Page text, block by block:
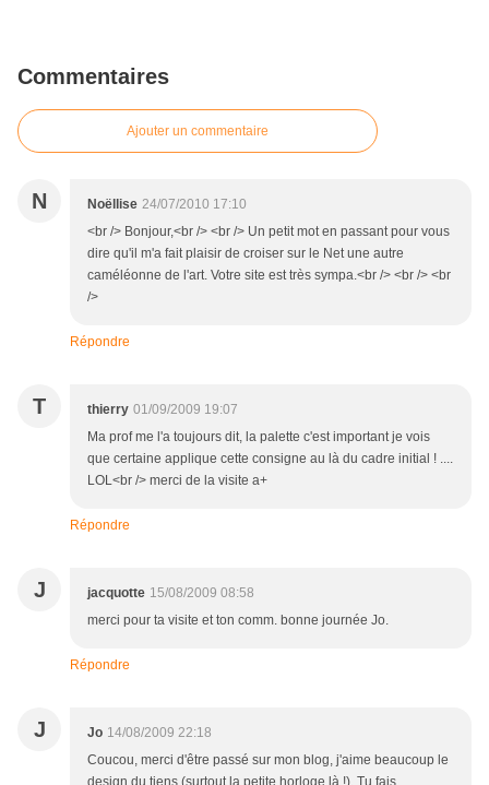
Commentaires
Ajouter un commentaire
N Noëllise 24/07/2010 17:10
<br /> Bonjour,<br /> <br /> Un petit mot en passant pour vous
dire qu'il m'a fait plaisir de croiser sur le Net une autre
caméléonne de l'art. Votre site est très sympa.<br /> <br /> <br
/>
Répondre
T thierry 01/09/2009 19:07
Ma prof me l'a toujours dit, la palette c'est important je vois
que certaine applique cette consigne au là du cadre initial ! ....
LOL<br /> merci de la visite a+
Répondre
J jacquotte 15/08/2009 08:58
merci pour ta visite et ton comm. bonne journée Jo.
Répondre
J Jo 14/08/2009 22:18
Coucou, merci d'être passé sur mon blog, j'aime beaucoup le
design du tiens (surtout la petite horloge là !). Tu fais